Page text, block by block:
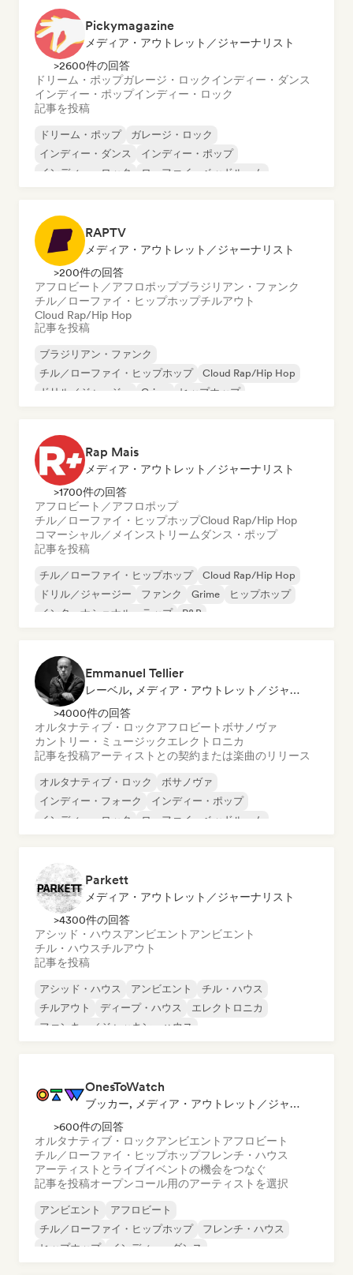
Pickymagazine
メディア・アウトレット／ジャーナリスト
>2600件の回答
ドリーム・ポップガレージ・ロックインディー・ダンス
インディー・ポップインディー・ロック
記事を投稿
ドリーム・ポップ
ガレージ・ロック
インディー・ダンス
インディー・ポップ
インディー・ロック
ローファイ・ベッドルーム
RAPTV
メディア・アウトレット／ジャーナリスト
>200件の回答
アフロビート／アフロポップブラジリアン・ファンク
チル／ローファイ・ヒップホップチルアウト
Cloud Rap/Hip Hop
記事を投稿
ブラジリアン・ファンク
チル／ローファイ・ヒップホップ
Cloud Rap/Hip Hop
ドリル／ジャージー
Grime
ヒップホップ
Rap Mais
メディア・アウトレット／ジャーナリスト
>1700件の回答
アフロビート／アフロポップ
チル／ローファイ・ヒップホップCloud Rap/Hip Hop
コマーシャル／メインストリーム ダンス・ポップ
記事を投稿
チル／ローファイ・ヒップホップ
Cloud Rap/Hip Hop
ドリル／ジャージー
ファンク Grime
ヒップホップ
インターナショナル・ラップ
R&B
Emmanuel Tellier
レーベル, メディア・アウトレット／ジャーナリスト
>4000件の回答
オルタナティブ・ロックアフロビート ボサノヴァ
カントリー・ミュージックエレクトロニカ
記事を投稿アーティストとの契約または楽曲のリリース
オルタナティブ・ロック
ボサノヴァ
インディー・フォーク
インディー・ポップ
インディー・ロック
ローファイ・ベッドルーム
Parkett
メディア・アウトレット／ジャーナリスト
>4300件の回答
アシッド・ハウスアンビエント アンビエント
チル・ハウスチルアウト
記事を投稿
アシッド・ハウス アンビエント
チル・ハウス
チルアウト
ディープ・ハウス
エレクトロニカ
ファンキー／ジャッキン・ハウス
OnesToWatch
ブッカー, メディア・アウトレット／ジャーナリスト
>600件の回答
オルタナティブ・ロックアンビエント アフロビート
チル／ローファイ・ヒップホップフレンチ・ハウス
アーティストとライブイベントの機会をつなぐ
記事を投稿オープンコール用のアーティストを選択
アンビエント
アフロビート
チル／ローファイ・ヒップホップ
フレンチ・ハウス
ヒップホップ
インディー・ダンス